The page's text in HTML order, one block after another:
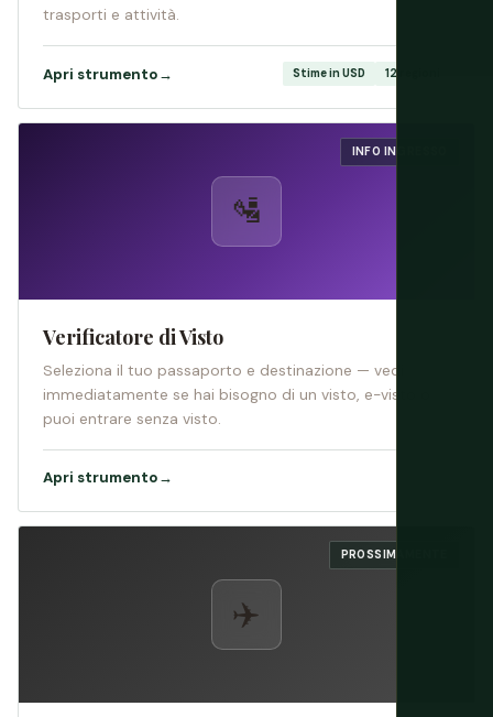
trasporti e attività.
Apri strumento→ Stime in USD 12 regioni
🛂
INFO INGRESSO
Verificatore di Visto
Seleziona il tuo passaporto e destinazione — vedi
immediatamente se hai bisogno di un visto, e-visto o
puoi entrare senza visto.
Apri strumento→
✈️
PROSSIMAMENTE